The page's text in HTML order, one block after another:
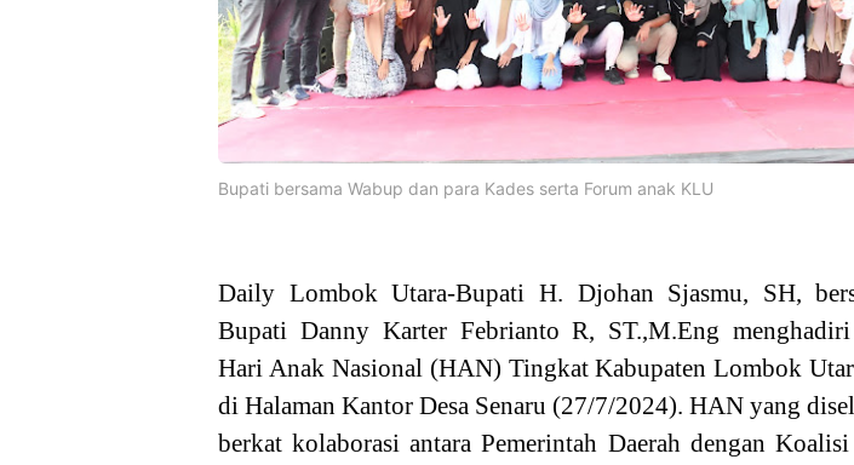
Bupati bersama Wabup dan para Kades serta Forum anak KLU
Daily Lombok Utara-Bupati H. Djohan Sjasmu, SH,
Bupati Danny Karter Febrianto R, ST.,M.Eng menghadiri
Hari Anak Nasional (HAN) Tingkat Kabupaten Lombok
di Halaman Kantor Desa Senaru (27/7/2024). HAN yang
berkat kolaborasi antara Pemerintah Daerah dengan